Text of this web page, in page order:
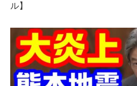
ル】